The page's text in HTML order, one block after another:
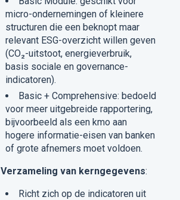
micro-ondernemingen of kleinere
structuren die een beknopt maar
relevant ESG-overzicht willen geven
(CO₂-uitstoot, energieverbruik,
basis sociale en governance-
indicatoren).
Basic + Comprehensive: bedoeld
voor meer uitgebreide rapportering,
bijvoorbeeld als een kmo aan
hogere informatie-eisen van banken
of grote afnemers moet voldoen.
Verzameling van kerngegevens:
Richt zich op de indicatoren uit